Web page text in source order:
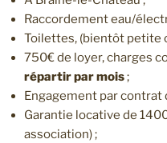
Raccordement eau/
Toilettes, (bientôt petite
750€ de loyer, charges
répartir par mois;
Engagement par contrat
Garantie locative de
association) ;